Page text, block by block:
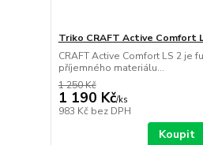
Triko CRAFT Active Comfort
CRAFT Active Comfort LS 2 je
příjemného materiálu...
1 250 Kč
1 190 Kč/ks
983 Kč bez DPH
Koupit